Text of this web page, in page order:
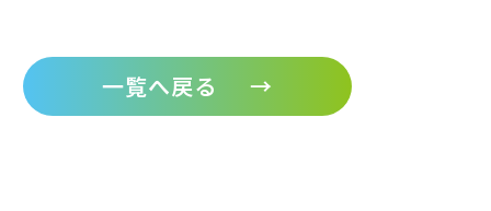
一覧へ戻る →